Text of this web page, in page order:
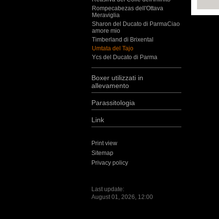
Rompecabezas dell'Ottava
Meraviglia
Sharon del Ducato di ParmaCiao
amore mio
Timberland di Brixental
Umtata del Tajo
Ycs del Ducato di Parma
Boxer utilizzati in
allevamento
Parassitologia
Link
Print view
Sitemap
Privacy policy
Last update:
August 01, 2026, 12:00